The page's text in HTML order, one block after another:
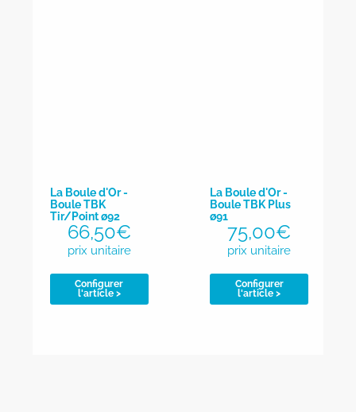
La Boule d'Or -
Boule TBK
Tir/Point ø92
66,50€
Configurer
l'article >
La Boule d'Or -
Boule TBK Plus
ø91
75,00€
Configurer
l'article >